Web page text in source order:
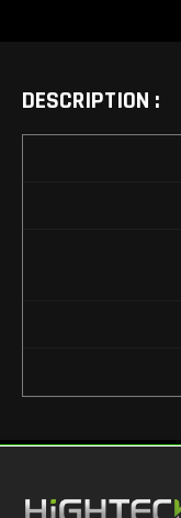
DESCRIPTION :